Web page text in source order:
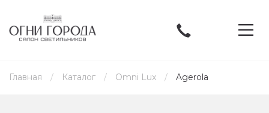
Главная Каталог Omni Lux Agerola